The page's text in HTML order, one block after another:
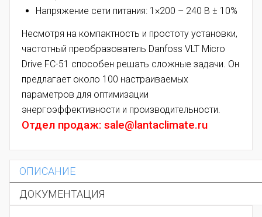
Напряжение сети питания: 1×200 – 240 В ± 10%
Несмотря на компактность и простоту установки,
частотный преобразователь Danfoss VLT Micro
Drive FC-51 способен решать сложные задачи. Он
предлагает около 100 настраиваемых
параметров для оптимизации
энергоэффективности и производительности.
Отдел продаж: sale@lantaclimate.ru
ОПИСАНИЕ
ДОКУМЕНТАЦИЯ